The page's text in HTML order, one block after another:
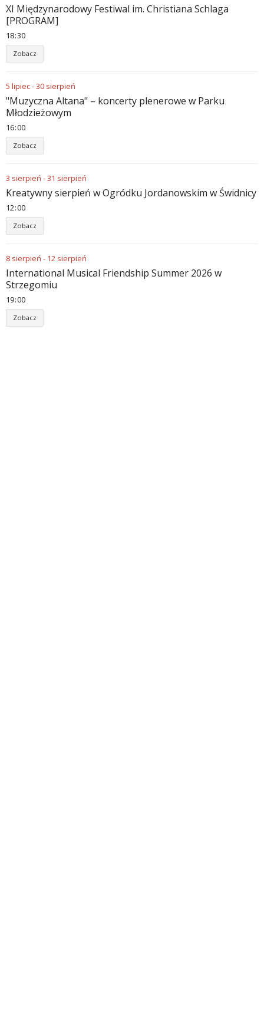
XI Międzynarodowy Festiwal im. Christiana Schlaga
[PROGRAM]
18:30
Zobacz
5 lipiec-30 sierpień
"Muzyczna Altana" – koncerty plenerowe w Parku
Młodzieżowym
16:00
Zobacz
3 sierpień -31 sierpień
Kreatywny sierpień w Ogródku Jordanowskim w Świdnicy
12:00
Zobacz
8 sierpień - 12 sierpień
International Musical Friendship Summer 2026 w
Strzegomiu
19:00
Zobacz